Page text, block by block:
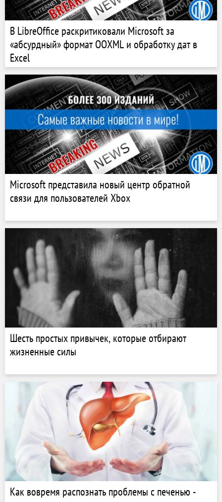
В LibreOffice раскритиковали Microsoft за
«абсурдный» формат OOXML и обработку дат в
Excel
Microsoft представила новый центр обратной
связи для пользователей Xbox
Шесть простых привычек, которые отбирают
жизненные силы
Как вовремя распознать проблемы с печенью -